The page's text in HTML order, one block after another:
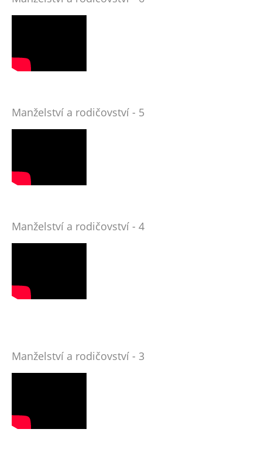
Manželství a rodičovství - 5
Manželství a rodičovství - 4
Manželství a rodičovství - 3